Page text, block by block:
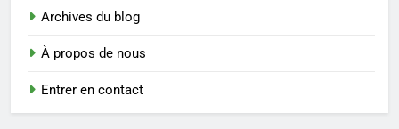
Archives du blog
À propos de nous
Entrer en contact